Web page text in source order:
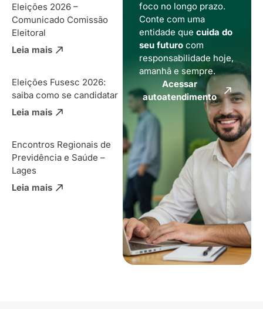
Eleições 2026 –
Comunicado Comissão
Eleitoral
Leia mais
Eleições Fusesc 2026:
saiba como se candidatar
Leia mais
Encontros Regionais de
Previdência e Saúde –
Lages
Leia mais
foco no longo prazo.
Conte com uma
entidade que cuida do
seu futurocom
responsabilidade hoje,
amanhã e sempre.
Acessar
autoatendimento